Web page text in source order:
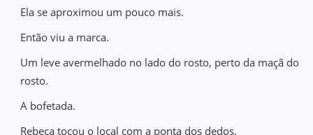
Ela se aproximou um pouco mais.
Então viu a marca.
Um leve avermelhado no lado do rosto, perto da maçã do
rosto.
A bofetada.
Rebeca tocou o local com a ponta dos dedos.